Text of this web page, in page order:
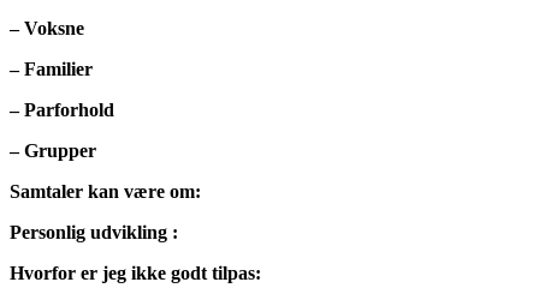
– Voksne
– Familier
– Parforhold
– Grupper
Samtaler kan være om:
Personlig udvikling :
Hvorfor er jeg ikke godt tilpas: